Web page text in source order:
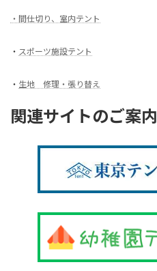
・間仕切り、室内テント
・ スポーツ施設テント
・ 生地 修理・張り替え
関連サイトのご案内